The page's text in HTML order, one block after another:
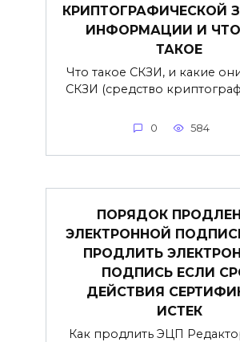
КРИПТОГРАФИЧЕСКОЙ
ИНФОРМАЦИИ И
ТАКОЕ
Что такое СКЗИ, и какие
СКЗИ (средство
0 584
ПОРЯДОК
ЭЛЕКТРОННОЙ
ПРОДЛИТЬ
ПОДПИСЬ ЕСЛИ
ДЕЙСТВИЯ
ИСТЕК
Как продлить ЭЦП